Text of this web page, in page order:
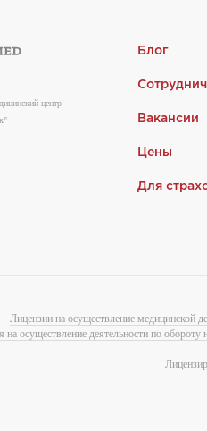
центр
Блог
Вакансии
Цены
Для
Лицензии на осуществление медицинской
на осуществление деятельности по